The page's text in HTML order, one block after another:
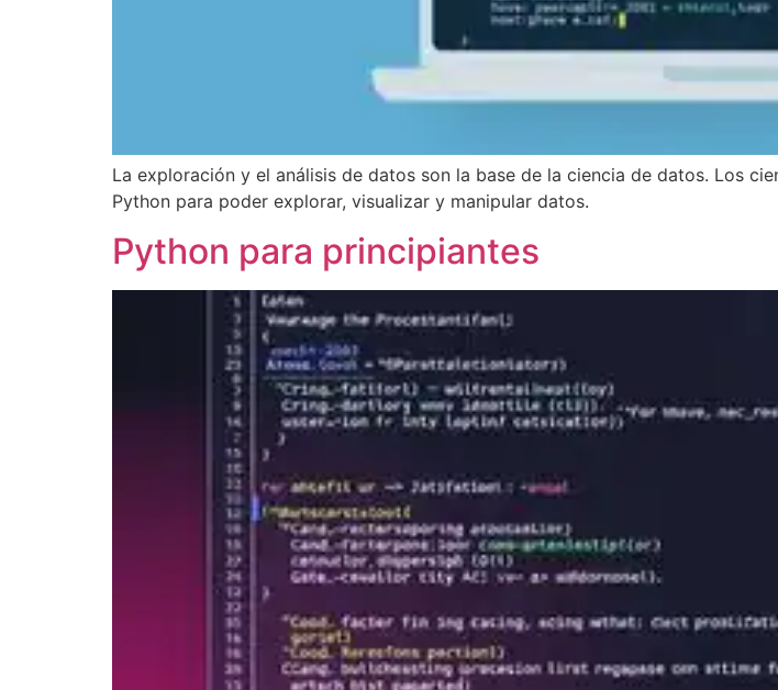
La exploración y el análisis de datos son la base de la ciencia de datos. Los
Python para poder explorar, visualizar y manipular datos.
Python para principiantes